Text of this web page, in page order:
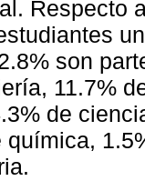
Respecto
son
11.7%
de
química,